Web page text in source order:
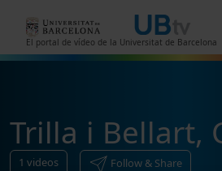
El portal de vídeo de la Universitat de Barcelona
Trilla i Bellart,
1 videos Follow & Share